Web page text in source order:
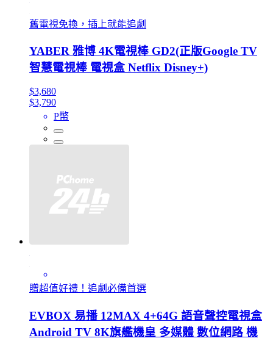
舊電視免換，插上就能追劇
YABER 雅博 4K電視棒 GD2(正版Google TV
智慧電視棒 電視盒 Netflix Disney+)
$3,680
$3,790
P幣
贈超值好禮！追劇必備首選
EVBOX 易播 12MAX 4+64G 語音聲控電視盒
Android TV 8K旗艦機皇 多媒體 數位網路 機